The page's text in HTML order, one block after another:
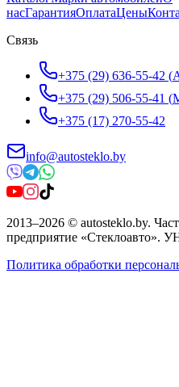
насГарантияОплатаЦены
Связь
+375 (29) 636-55-42 (
+375 (29) 506-55-41 (
+375 (17) 270-55-42
info@autosteklo.by
2013–2026 © autosteklo.by.
предприятие «Стеклоавто».
Политика обработки